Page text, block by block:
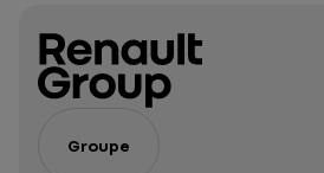
Groupe